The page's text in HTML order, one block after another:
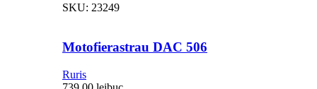
SKU: 23249
Motofierastrau DAC 506
Ruris